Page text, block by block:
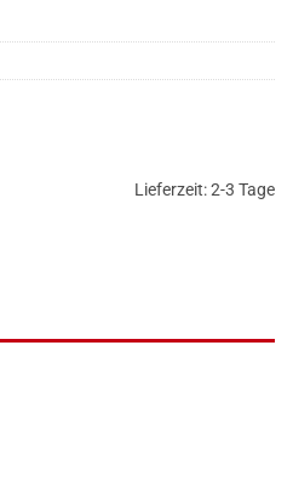
Lieferzeit:2-3 Tage